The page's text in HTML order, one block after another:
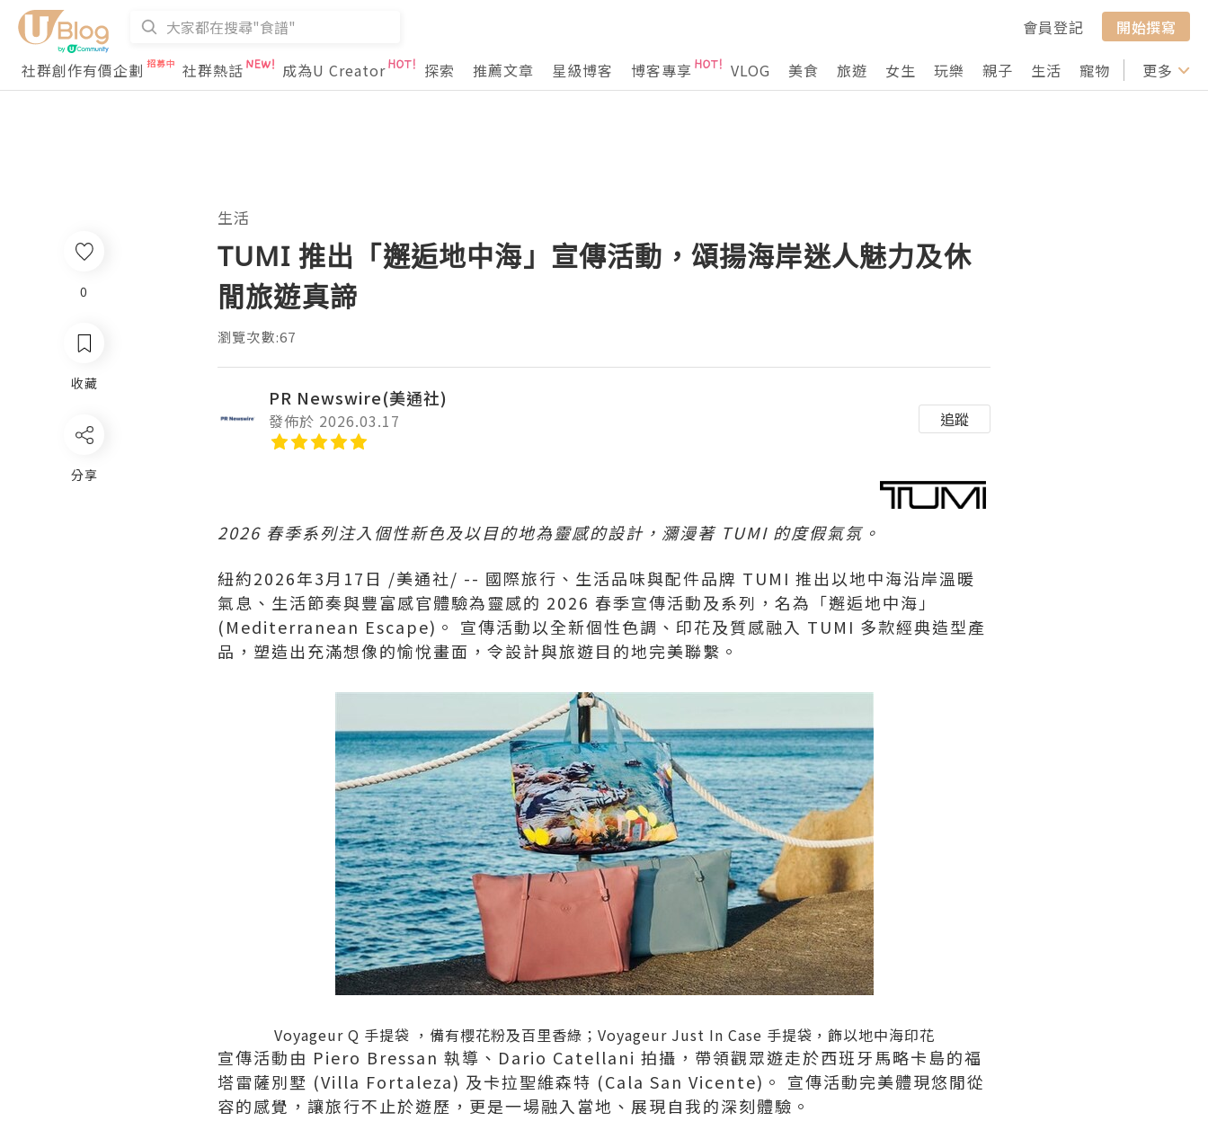
會員登記
開始撰寫
社群創作有價企劃
社群熱話 成為U Creator 探索 推薦文章 星級博客 博客專享 VLOG 美食 旅遊 女生 玩樂 親子 生活 寵物 行山 打卡
更多
0
收藏
分享
生活
TUMI 推出「邂逅地中海」宣傳活動，頌揚海岸迷人魅力及休
閒旅遊真諦
瀏覽次數:67
PR Newswire(美通社)
發佈於 2026.03.17 追蹤
2026 春季系列注入個性新色及以目的地為靈感的設計，瀰漫著 TUMI 的度假氣氛。
紐約2026年3月17日 /美通社/ -- 國際旅行、生活品味與配件品牌 TUMI 推出以地中海沿岸溫暖
氣息、生活節奏與豐富感官體驗為靈感的 2026 春季宣傳活動及系列，名為「邂逅地中海」
(Mediterranean Escape)。 宣傳活動以全新個性色調、印花及質感融入 TUMI 多款經典造型產
品，塑造出充滿想像的愉悅畫面，令設計與旅遊目的地完美聯繫。
Voyageur Q 手提袋 ，備有櫻花粉及百里香綠；Voyageur Just In Case 手提袋，飾以地中海印花
宣傳活動由 Piero Bressan 執導、Dario Catellani 拍攝，帶領觀眾遊走於西班牙馬略卡島的福
塔雷薩別墅 (Villa Fortaleza) 及卡拉聖維森特 (Cala San Vicente)。 宣傳活動完美體現悠閒從
容的感覺，讓旅行不止於遊歷，更是一場融入當地、展現自我的深刻體驗。